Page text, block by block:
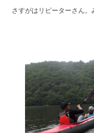
さすがはリピーターさん